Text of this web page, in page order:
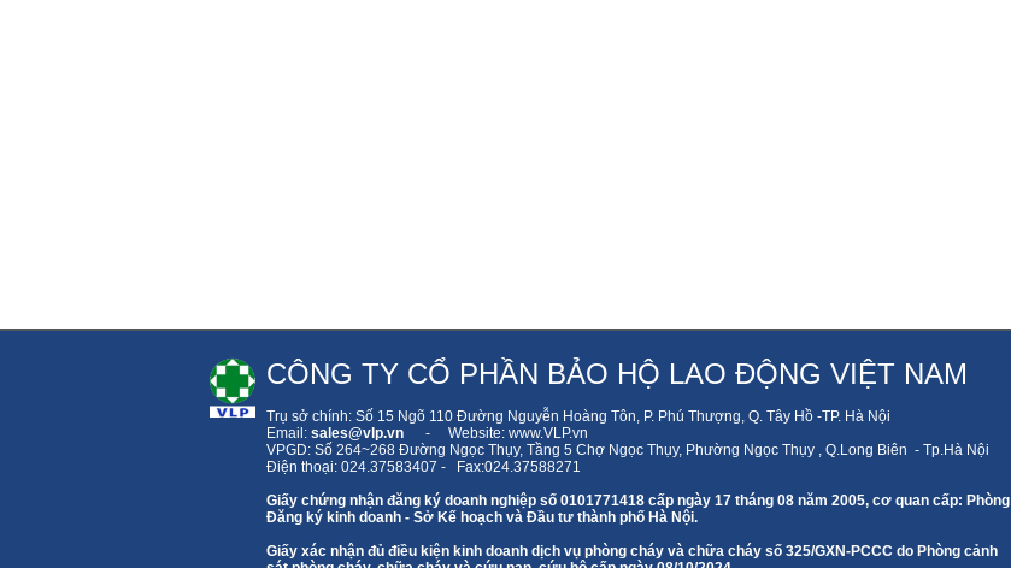
CÔNG TY CỔ PHẦN BẢO HỘ LAO ĐỘNG VIỆT NAM
Trụ sở chính: Số 15 Ngõ 110 Đường Nguyễn Hoàng Tôn, P. Phú Thượng, Q. Tây Hồ -TP. Hà Nội
Email: sales@vlp.vn - Website: www.VLP.vn
VPGD: Số 264~268 Đường Ngọc Thụy, Tầng 5 Chợ Ngọc Thụy, Phường Ngọc Thụy , Q.Long Biên - Tp.Hà Nội
Điện thoại: 024.37583407 - Fax:024.37588271
Giấy chứng nhận đăng ký doanh nghiệp số 0101771418 cấp ngày 17 tháng 08 năm 2005, cơ quan cấp: Phòng
Đăng ký kinh doanh - Sở Kế hoạch và Đầu tư thành phố Hà Nội.
Giấy xác nhận đủ điều kiện kinh doanh dịch vụ phòng cháy và chữa cháy số 325/GXN-PCCC do Phòng cảnh